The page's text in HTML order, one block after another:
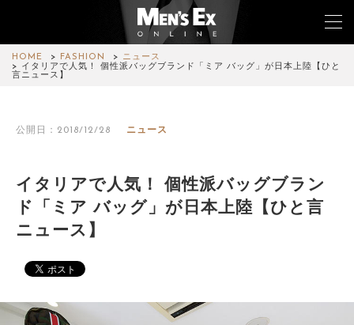
HOME FASHION
ニュース
イタリアで人気！ 個性派バッグブランド「ミア バッグ」が日本上陸【ひと
言ニュース】
公開日：2018/12/28 ニュース
イタリアで人気！ 個性派バッグブラン
ド「ミア バッグ」が日本上陸【ひと言
ニュース】
FASHION
CAR&BIKE
COLUMN
MAGAZINE